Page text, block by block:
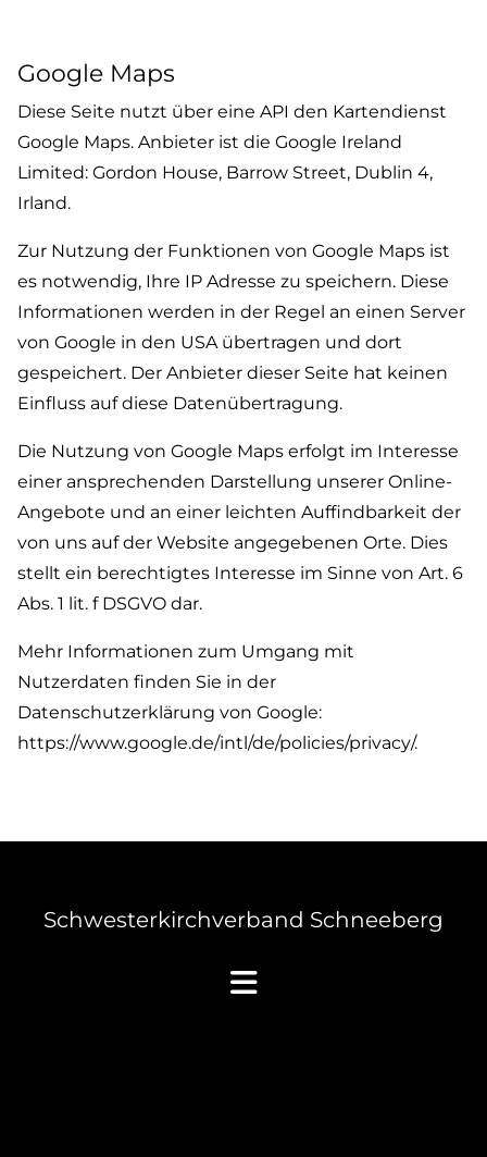
Google Maps
Diese Seite nutzt über eine API den Kartendienst
Google Maps. Anbieter ist die Google Ireland
Limited: Gordon House, Barrow Street, Dublin 4,
Irland.
Zur Nutzung der Funktionen von Google Maps ist
es notwendig, Ihre IP Adresse zu speichern. Diese
Informationen werden in der Regel an einen Server
von Google in den USA übertragen und dort
gespeichert. Der Anbieter dieser Seite hat keinen
Einfluss auf diese Datenübertragung.
Die Nutzung von Google Maps erfolgt im Interesse
einer ansprechenden Darstellung unserer Online-
Angebote und an einer leichten Auffindbarkeit der
von uns auf der Website angegebenen Orte. Dies
stellt ein berechtigtes Interesse im Sinne von Art. 6
Abs. 1 lit. f DSGVO dar.
Mehr Informationen zum Umgang mit
Nutzerdaten finden Sie in der
Datenschutzerklärung von Google:
https://www.google.de/intl/de/policies/privacy/.
Schwesterkirchverband Schneeberg